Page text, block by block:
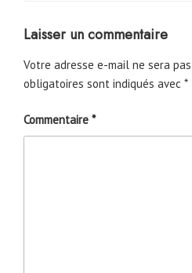
Laisser un commentaire
Votre adresse e-mail ne sera
obligatoires sont indiqués avec *
Commentaire *